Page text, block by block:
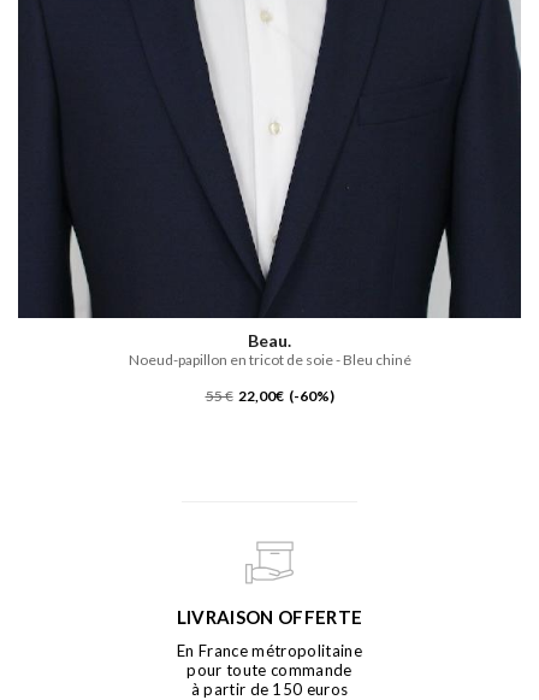
Beau.
Noeud-papillon en tricot de soie - Bleu chiné
55 € 22,00€ (-60%)
LIVRAISON OFFERTE
En France métropolitaine
pour toute commande
à partir de 150 euros